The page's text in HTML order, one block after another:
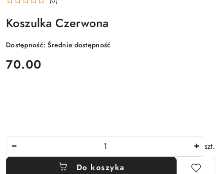
Koszulka Czerwona
Dostępność:Średnia dostępność
cena:
70.00
szt.
Do koszyka